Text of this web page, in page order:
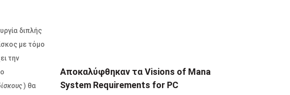
διπλής
με τόμο
την
) θα
Αποκαλύφθηκαν τα Visions of Mana
System Requirements for PC